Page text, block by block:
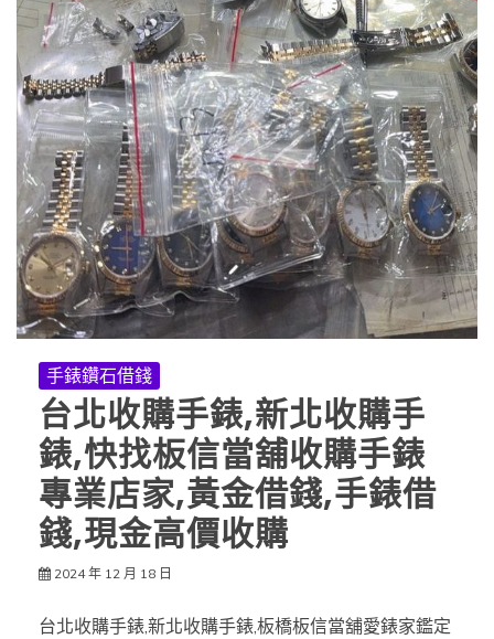
手錶鑽石借錢
台北收購手錶,新北收購手
錶,快找板信當舖收購手錶
專業店家,黃金借錢,手錶借
錢,現金高價收購
2024 年 12 月 18 日
台北收購手錶,新北收購手錶,板橋板信當舖愛錶家鑑定